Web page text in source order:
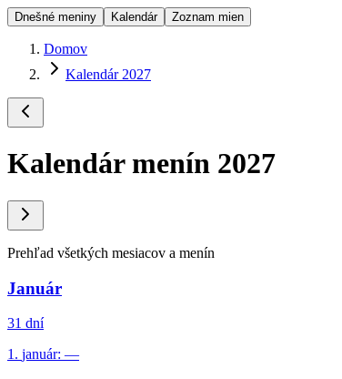
Dnešné meniny Kalendár Zoznam mien
Domov
Kalendár 2027
Kalendár menín 2027
Prehľad všetkých mesiacov a menín
Január
31 dní
1. január: —